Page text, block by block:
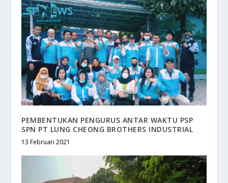
PEMBENTUKAN PENGURUS ANTAR WAKTU PSP
SPN PT LUNG CHEONG BROTHERS INDUSTRIAL
13 Februari 2021